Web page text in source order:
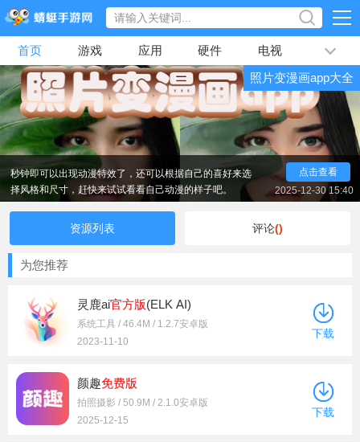
首页 游戏 应用 硬件 电视 排行榜
专题 文章 视频 最新 照片变漫画app大全
最近大家都在玩一种将自己的照片变成漫画照片的特
效，目前已经有很多的ai软件可以实现将照片变成漫画照
片了，今天蜻蜓手游网的小编给大家整理了一些真实好用
的动漫特效软件，大家只需要将自己的真人照片上传，几
秒钟即可以出现动漫特效了，还可以根据自己的喜好来选
择风格和尺寸，赶快来试试看看自己动漫的样子吧。
点击查看
2025-12-30 15:40
资源列表 评论()
为您推荐
灵鹿ai官方版(ELK AI)
系统工具 / 46.4M / 1.2.7安卓版
2023-11-10
下载
颜趣免费版
拍照摄影 / 50.9M / 2.1.0安卓版
2025-12-15
下载